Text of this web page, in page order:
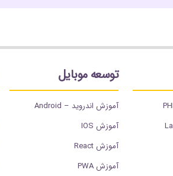
توسعه موبایل
آموزش اندروید – Android
آموزش IOS
آموزش React
آموزش PWA